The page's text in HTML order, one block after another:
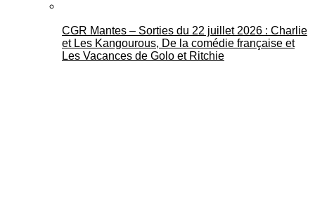
CGR Mantes – Sorties du 22 juillet 2026 : Charlie
et Les Kangourous, De la comédie française et
Les Vacances de Golo et Ritchie